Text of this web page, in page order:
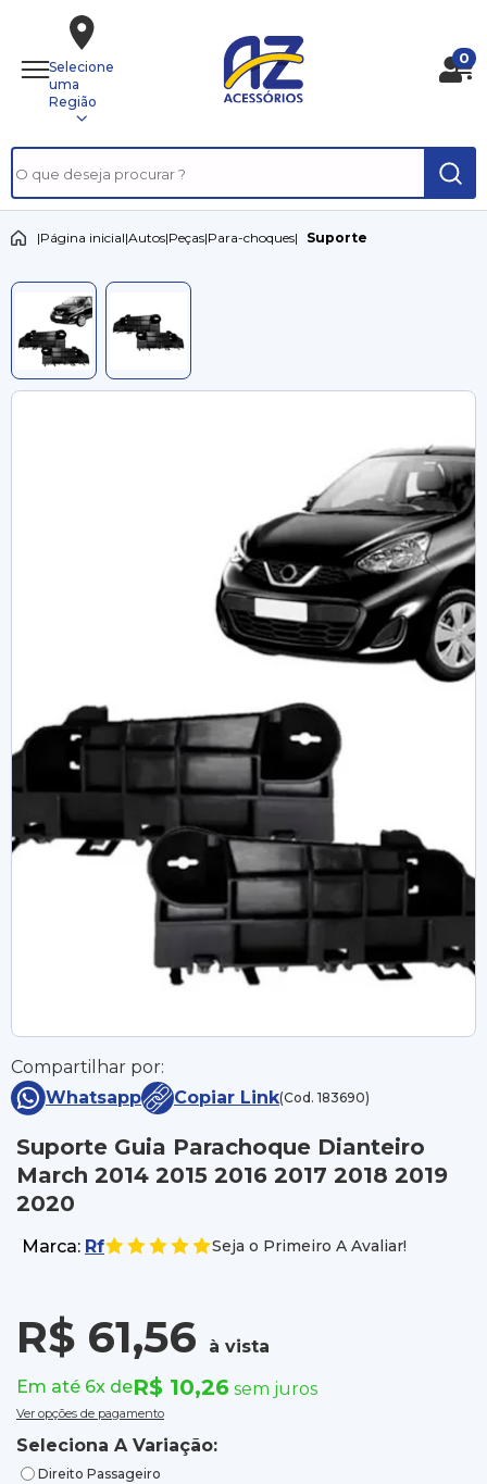
Selecione
uma
Região
0
|Página inicial|Autos|Peças|Para-choques| Suporte
Compartilhar por:
Whatsapp
Copiar Link(Cod. 183690)
Suporte Guia Parachoque Dianteiro
March 2014 2015 2016 2017 2018 2019
2020
Marca: Rf Seja o Primeiro A Avaliar!
R$ 61,56
à vista
Em até 6x deR$ 10,26 sem juros
Ver opções de pagamento
Seleciona A Variação:
Direito Passageiro